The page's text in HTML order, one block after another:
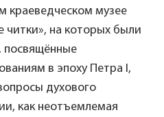
краеведческом музее
читки», на которых были
посвящённые
в эпоху Петра I,
духового
как неотъемлемая